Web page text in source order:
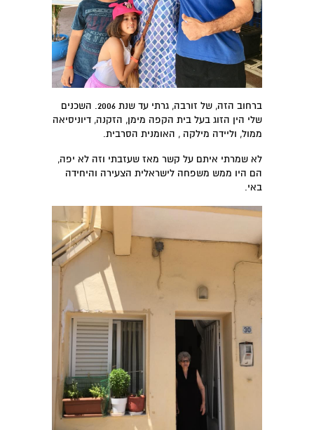
ברחוב הזה, של זורבה, גרתי עד שנת 2006. השכנים
שלי הין הזוג בעל בית הקפה מימן, הזקנה, דיוניסיאה
ממול, וליידה מילקה , האומנית הסרבית.
לא שמרתי איתם על קשר מאז שעזבתי וזה לא יפה,
הם היו ממש משפחה לישראלית הצעירה והיחידה
באי.